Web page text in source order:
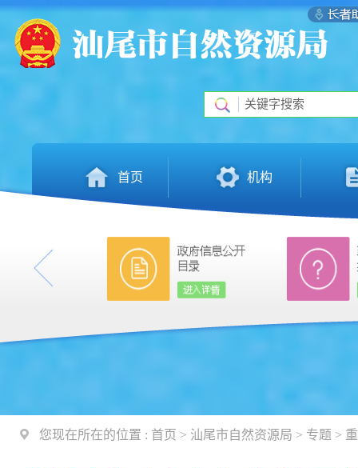
首页 机构
您现在所在的位置 : 首页 > 汕尾市自然资源局 > 专题 >